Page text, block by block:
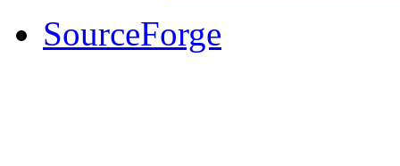
SourceForge